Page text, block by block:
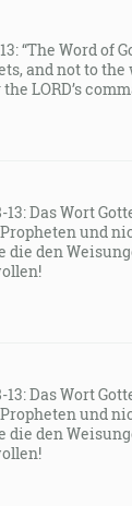
“The Word of
and not to
LORD’s
Das Wort
und
den
Das Wort
und
den